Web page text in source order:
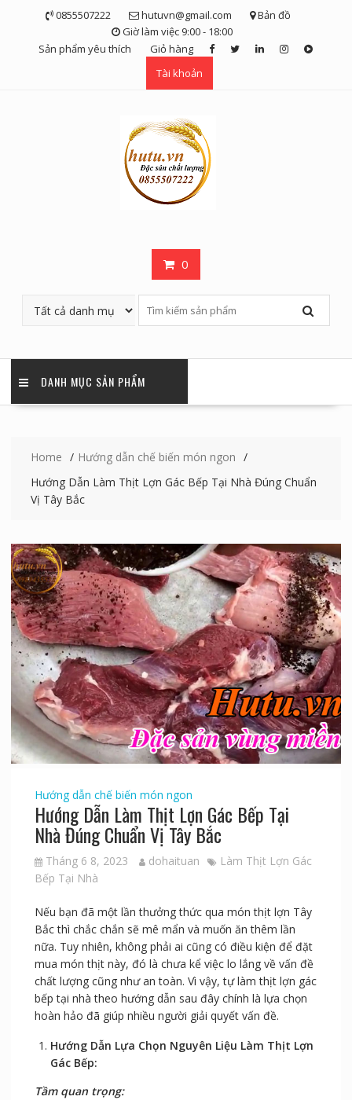
0855507222 hutuvn@gmail.com
Bản đồ
Giờ làm việc 9:00 - 18:00
Sản phẩm yêu thích
Giỏ hàng
Tài khoản
0
DANH MỤC SẢN PHẨM
Home
Hướng dẫn chế biến món ngon
Hướng Dẫn Làm Thịt Lợn Gác Bếp Tại Nhà Đúng Chuẩn
Vị Tây Bắc
Hướng dẫn chế biến món ngon
Hướng Dẫn Làm Thịt Lợn Gác Bếp Tại
Nhà Đúng Chuẩn Vị Tây Bắc
Tháng 6 8, 2023 dohaituan
Làm Thịt Lợn Gác
Bếp Tại Nhà
Nếu bạn đã một lần thưởng thức qua món thịt lợn Tây
Bắc thì chắc chắn sẽ mê mẩn và muốn ăn thêm lần
nữa. Tuy nhiên, không phải ai cũng có điều kiện để đặt
mua món thịt này, đó là chưa kể việc lo lắng về vấn đề
chất lượng cũng như an toàn. Vì vậy, tự làm thịt lợn gác
bếp tại nhà theo hướng dẫn sau đây chính là lựa chọn
hoàn hảo đã giúp nhiều người giải quyết vấn đề.
Hướng Dẫn Lựa Chọn Nguyên Liệu Làm Thịt Lợn
Gác Bếp:
Tầm quan trọng: